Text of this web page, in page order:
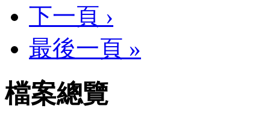
下一頁 ›
最後一頁 »
檔案總覽